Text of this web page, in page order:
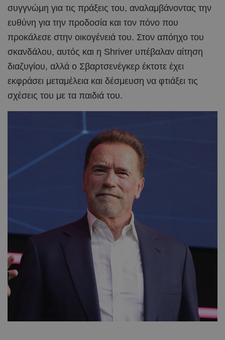
συγγνώμη για τις πράξεις του, αναλαμβάνοντας την
ευθύνη για την προδοσία και τον πόνο που
προκάλεσε στην οικογένειά του. Στον απόηχο του
σκανδάλου, αυτός και η Shriver υπέβαλαν αίτηση
διαζυγίου, αλλά ο Σβαρτσενέγκερ έκτοτε έχει
εκφράσει μεταμέλεια και δέσμευση να φτιάξει τις
σχέσεις του με τα παιδιά του.